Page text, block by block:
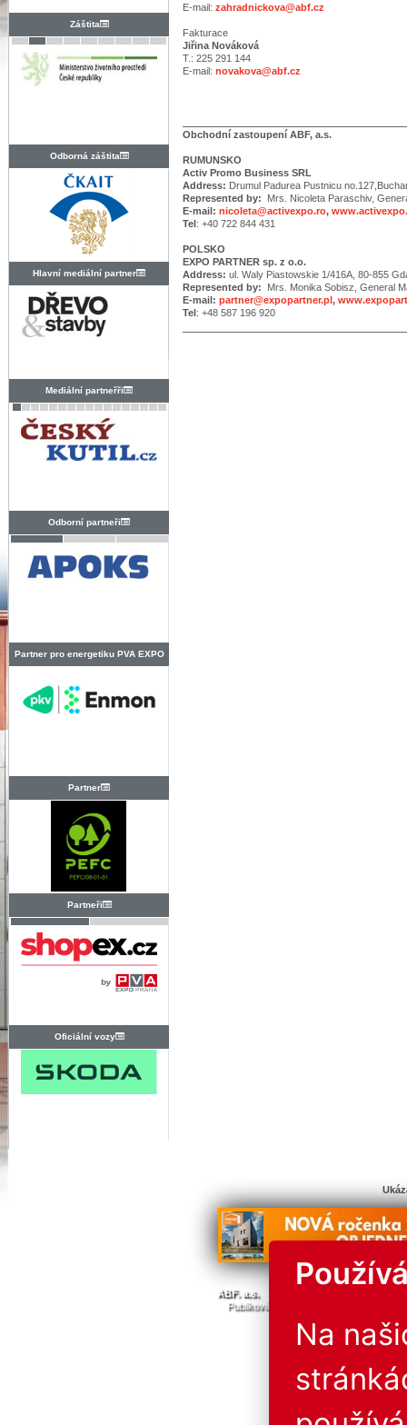
Záštita
Odborná záštita
Hlavní mediální partner
Mediální partneřři
Odborní partneři
Partner pro energetiku PVA EXPO
Partner
Partneři
Oficiální vozy
E-mail: zahradnickova@abf.cz
Fakturace
Jiřina Nováková
T.: 225 291 144
E-mail: novakova@abf.cz
Obchodní zastoupení ABF, a.s.
RUMUNSKO
Activ Promo Business SRL
Address: Drumul Padurea Pustnicu
Represented by: Mrs. Nicoleta Paraschiv,
E-mail: nicoleta@activexpo.ro,
Tel: +40 722 844 431
POLSKO
EXPO PARTNER sp. z o.o.
Address: ul. Waly Piastowskie 1/416A, 80-855
Represented by: Mrs. Monika Sobisz, General
E-mail: partner@expopartner.pl,
Tel: +48 587 196 920
© Všechna
ABF. a.s.
Publikování nebo další šíření obsahu
Na